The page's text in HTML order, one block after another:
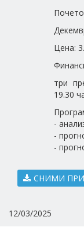
Цена:
три
19.30
-
-
-
СНИМИ
12/03/2025